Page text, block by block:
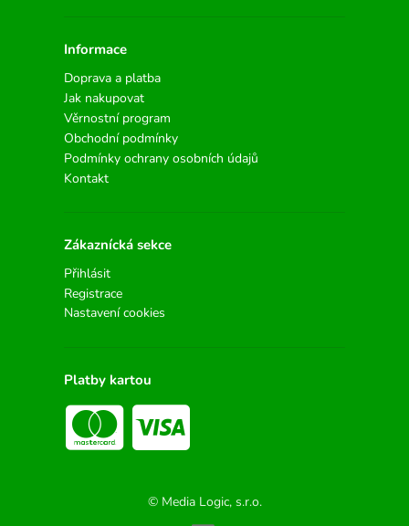
Informace
Doprava a platba
Jak nakupovat
Věrnostní program
Obchodní podmínky
Podmínky ochrany osobních údajů
Kontakt
Zákaznícká sekce
Přihlásit
Registrace
Nastavení cookies
Platby kartou
© Media Logic, s.r.o.